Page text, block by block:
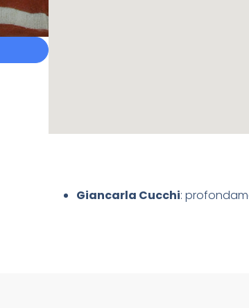
Giancarla Cucchi: